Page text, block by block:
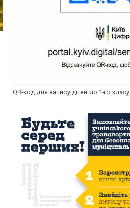
QR-код для запису дітей до 1-го класу